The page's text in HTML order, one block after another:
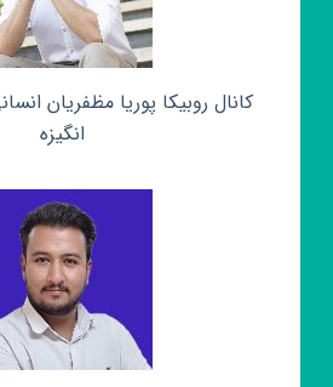
کانال روبیکا پوریا مظفریان
انگیزه